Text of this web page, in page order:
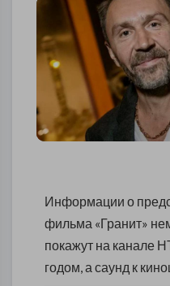
Информации о
фильма «Гранит»
покажут на канале
годом, а саунд к